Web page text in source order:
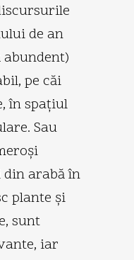
de an
pe căi
în spaţiul
Sau
arabă în
plante şi
sunt
iar